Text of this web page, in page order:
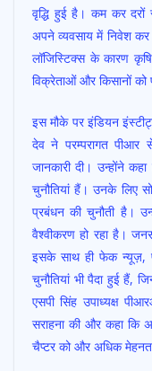
वृद्धि हुई है। कम कर दरों
अपने व्यवसाय में निवेश कर
लॉजिस्टिक्स के कारण
विक्रेताओं और किसानों
इस मौके पर इंडियन
देव ने परम्परागत
जानकारी दी। उन्होंने
चुनौतियां हैं। उनके लिए
प्रबंधन की चुनौती है।
वैश्वीकरण हो रहा है।
इसके साथ ही फेक न्यूज़,
चुनौतियां भी पैदा हुई हैं,
एसपी सिंह उपाध्यक्ष
सराहना की और कहा कि
चैप्टर को और अधिक मेहनत